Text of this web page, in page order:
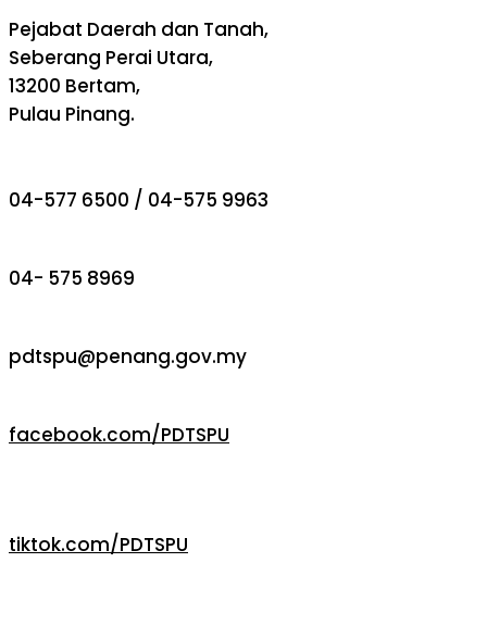
Pejabat Daerah dan Tanah,
Seberang Perai Utara,
13200 Bertam,
Pulau Pinang.
04-577 6500 / 04-575 9963
04- 575 8969
pdtspu@penang.gov.my
facebook.com/PDTSPU
tiktok.com/PDTSPU